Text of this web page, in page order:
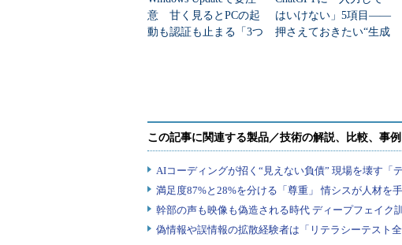
意 甘く見るとPCの起
動も認証も止まる「3つ
はいけない」5項目――
押さえておきたい“生成